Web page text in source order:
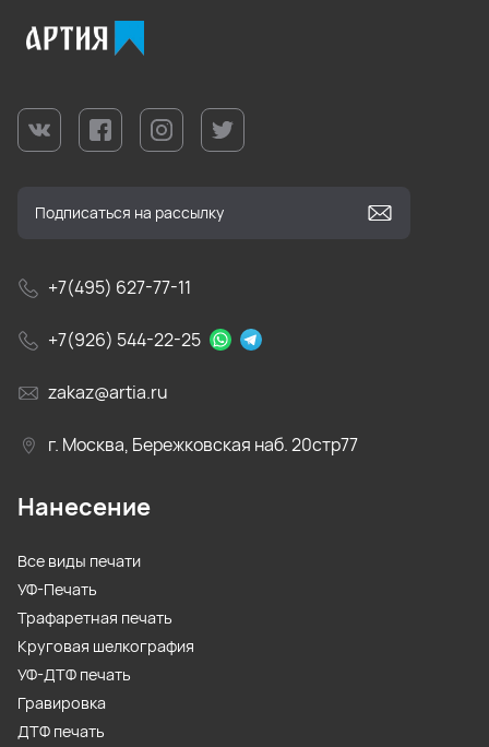
+7(495) 627-77-11
+7(926) 544-22-25
zakaz@artia.ru
г. Москва, Бережковская наб. 20стр77
Нанесение
Все виды печати
УФ-Печать
Трафаретная печать
Круговая шелкография
УФ-ДТФ печать
Гравировка
ДТФ печать